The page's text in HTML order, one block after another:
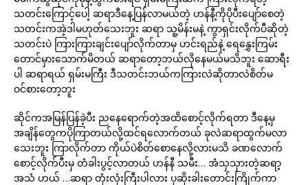
သတင်းကြောင့်ပေါ့ ဆရာဒီနေ့ပြန်လာမယ်တဲ့ ဟန်နီ့ကိုပိုပီးပျော်စေတဲ့
သတင်းကအဲ့ဒါမဟုတ်သေးဘူး ဆရာ သူ့မိန်းမနဲ့ ကွာရှင်းလိုက်ပီဆိုတဲ့
သတင်းပဲ ကြားကြားချင်းပျော်လိုက်တာမှ ဟင်းရည်နဲ့ ရေနွှေးကြမ်း
တောင်မှားသောက်မိတယ် ဆရာတော့ဘယ်လိုနေမယ်မသိဘူး ဆောရီး
ပါ ဆရာရယ် ရှမ်းမကြီး ဒီသတင်းဘယ်ကကြားလဲဆိုတာလဲစိတ်မ
ဝင်စားတော့ဘူး
ဆိုင်ကအမြန်ပြန်ခဲ့ပီး ညနေရောက်တဲ့အထိစောင့်လိုက်ရတာ ဒီနေ့မှ
အချိန်တွေကပိုကြာတယ်လို့ထင်ရလောက်တယ် ခုလဲဆရာထွက်မလာ
သေးဘူး ကြာလိုက်တာ ကိုယ်ပဲစိတ်စောနေလို့လားမသိ ခဏလောက်
စောင့်လိုက်ပီးမှ တံခါးပွင့်လာတယ် ဟန်နီ သမီး… အံသှသှားတဲ့ဆရာ့
အသံ ဟယ် …ဆရာ တုံးလုံးကြီးပါလား ပုဆိုးခါးတောင်းကြိုက်ကာ